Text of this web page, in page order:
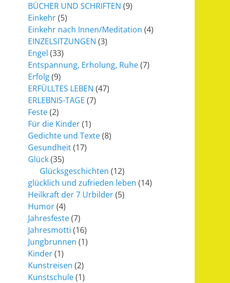
BÜCHER UND SCHRIFTEN (9)
Einkehr(5)
Einkehr nach Innen/Meditation (4)
EINZELSITZUNGEN (3)
Engel (33)
Entspannung, Erholung, Ruhe(7)
Erfolg(9)
ERFÜLLTES LEBEN (47)
ERLEBNIS-TAGE (7)
Feste(2)
Für die Kinder(1)
Gedichte und Texte(8)
Gesundheit(17)
Glück(35)
Glücksgeschichten (12)
glücklich und zufrieden leben (14)
Heilkraft der 7 Urbilder(5)
Humor(4)
Jahresfeste(7)
Jahresmotti (16)
Jungbrunnen (1)
Kinder(1)
Kunstreisen (2)
Kunstschule(1)